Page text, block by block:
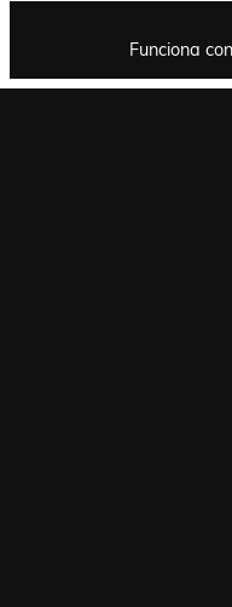
Funciona con